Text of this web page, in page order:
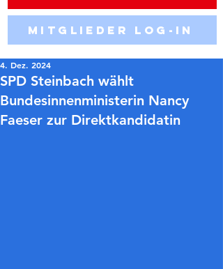
Mitglieder Log-in
SPD Steinbach wählt
Bundesinnenministerin Nancy
Faeser zur Direktkandidatin
4. Dez. 2024